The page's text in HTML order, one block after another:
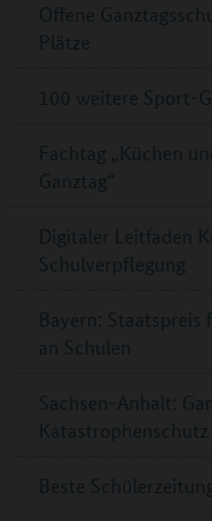
Offene
Plätze
100 weitere Sport-
Fachtag „Küchen
Ganztag“
Digitaler Leitfaden
Schulverpflegung
Bayern:
an Schulen
Sachsen-Anhalt:
Katastrophenschutz
Beste